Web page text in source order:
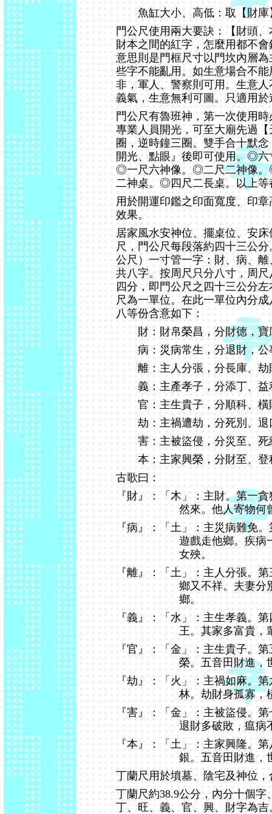
魚缸大小、高低：取【財庫
門公尺使用兩大要訣：【財頭
財本之間的紅字，怎麼用都不
意思則是門框尺寸以門坎內層
些字不能亂用。如生意場合不
非，軍人、警察則可用。生意
義氣，生意無利可圖。只適用
門公尺有魯班神，第一次使用
專業人員開光，可至大廟先過
圈，逆時鐘三圈。雙手合十默
開光、點眼』後即可使用。◎
◎一尺六神像。◎二尺二神像
二神桌。◎四尺二長桌。以上等
用於開運印鑑之印面寬度、印
效果。
居家風水安神位、擺桌位、安
尺，門公尺每段落約四十三公
公尺）一寸管一字：財、病、
共八字。按周尺只分八寸，周
四分，即門公尺之四十三公分
尺為一單位。在此一單位內分
八等份含意如下：
財：財帛榮昌，分財德，寶
病：災病常生，分退財，公
離：主人分張，分長庫、劫
義：主產孝子，分添丁、益
官：主生貴子，分順科、橫
劫：主禍遭劫，分死別、退
害：主被盜侵，分災至、死
本：主家興榮，分財至、登
古歌曰：
『財』：「木」：主財。第一
然來。他人寄物何
『病』：「土」：主災病難免
遊戲走他鄉。疾病
女殃。
『離』：「土」：主人分張。
鄉又不祥。夫妻分
鄉。
『義』：「水」：主生孝義。
王。其家多富貴，
『官』：「金」：主生貴子。
榮。五音田財進，
『劫』：「火」：主禍如麻。
林。劫財身孤寡，
『害』：「金」：主被盜侵。
退財多破敗，瘟病
『本』：「土」：主家興隆。
銀。五音田財進，
丁蘭尺用於墳墓、陰宅及神位
丁蘭尺約38.9公分，內分十個
丁、旺、義、官、興、財字為